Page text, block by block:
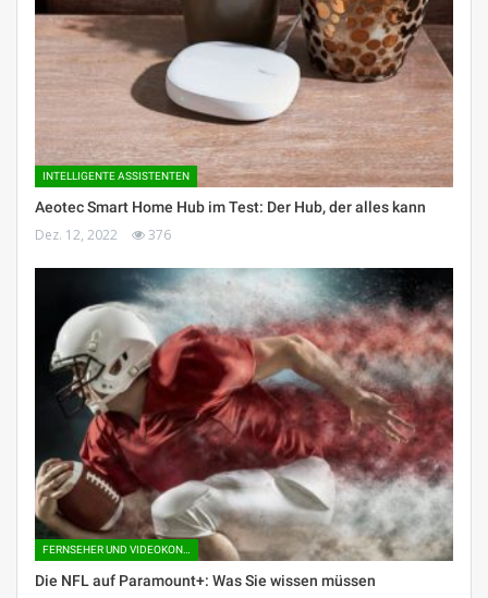
INTELLIGENTE ASSISTENTEN
Aeotec Smart Home Hub im Test: Der Hub, der alles kann
Dez. 12, 2022 376
Die NFL auf Paramount+: Was Sie wissen müssen